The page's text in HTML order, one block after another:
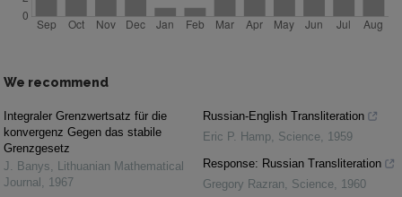
We recommend
Integraler Grenzwertsatz für die
konvergenz Gegen das stabile
Grenzgesetz
J. Banys, Lithuanian Mathematical
Journal , 1967
Russian-English Transliteration
Eric P. Hamp, Science, 1959
Response: Russian Transliteration
Gregory Razran, Science, 1960